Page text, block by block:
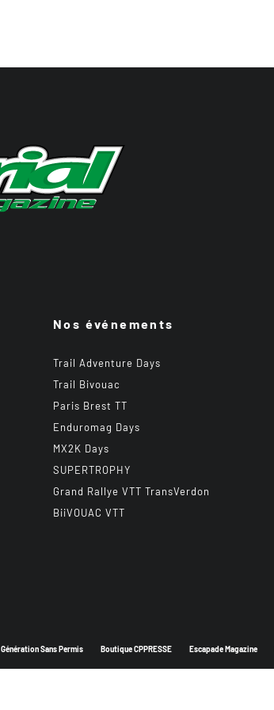
Nos événements
Trail Adventure Days
Trail Bivouac
Paris Brest TT
Enduromag Days
MX2K Days
SUPERTROPHY
Grand Rallye VTT TransVerdon
BiiVOUAC VTT
Génération Sans Permis Boutique CPPRESSE Escapade Magazine